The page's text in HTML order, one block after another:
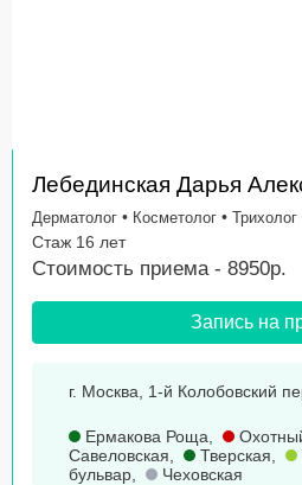
Лебединская Дарья
Дерматолог • Косметолог • Трихолог
Стаж 16 лет
Стоимость приема - 8950р.
Запись на
г. Москва, 1-й Колобовский
Ермакова Роща
Савеловская
Тверская
бульвар
Чеховская